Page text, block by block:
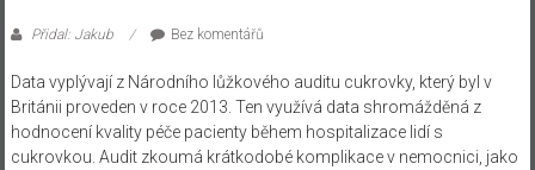
Přidal: Jakub Bez komentářů
Data vyplývají z Národního lůžkového auditu cukrovky, který byl v
Británii proveden v roce 2013. Ten využívá data shromážděná z
hodnocení kvality péčepacienty během hospitalizace lidí s
cukrovkou . Audit zkoumá krátkodobé komplikacev nemocnici jako